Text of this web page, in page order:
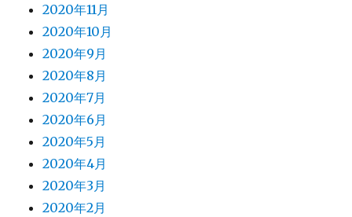
2020年11月
2020年10月
2020年9月
2020年8月
2020年7月
2020年6月
2020年5月
2020年4月
2020年3月
2020年2月